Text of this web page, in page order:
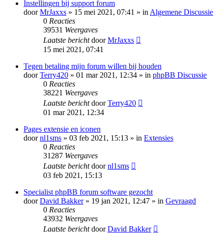
Instellingen bij support forum
doorMrJaxxs » 15 mei 2021, 07:41 » inAlgemene Discussie
0 Reacties
39531 Weergaves
Laatste berichtdoorMrJaxxs
15 mei 2021, 07:41
Tegen betaling mijn forum willen bij houden
doorTerry420 » 01 mar 2021, 12:34 » in phpBB Discussie
0 Reacties
38221 Weergaves
Laatste berichtdoorTerry420
01 mar 2021, 12:34
Pages extensie en iconen
doornl1sms » 03 feb 2021, 15:13 » in Extensies
0 Reacties
31287 Weergaves
Laatste berichtdoornl1sms
03 feb 2021, 15:13
Specialist phpBB forum software gezocht
doorDavid Bakker» 19 jan 2021, 12:47 » in Gevraagd
0 Reacties
43932 Weergaves
Laatste berichtdoorDavid Bakker